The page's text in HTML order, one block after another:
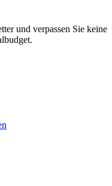
und verpassen Sie keine